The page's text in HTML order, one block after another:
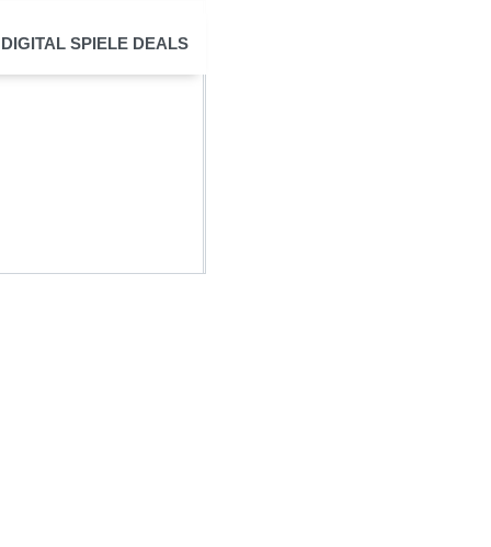
DIGITAL SPIELE DEALS